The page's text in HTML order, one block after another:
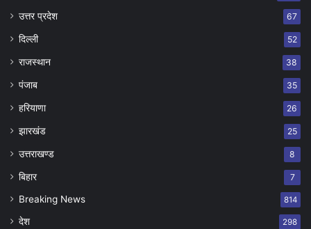
उत्तर प्रदेश 67
दिल्ली 52
राजस्थान 38
पंजाब 35
हरियाणा 26
झारखंड 25
उत्तराखण्ड 8
बिहार 7
Breaking News 814
देश 298